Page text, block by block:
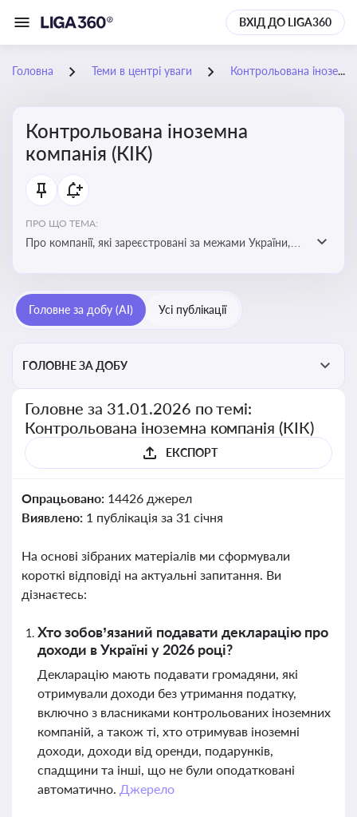
ВХІД ДО LIGA360
Головна Теми в центрі уваги Контрольована іноземна компанія (КІК)
Контрольована іноземна
компанія (КІК)
ПРО ЩО ТЕМА:
Про компанії, які зареєстровані за межами України,
органами України щодо своїх доходів і витрат
Головне за добу (AI) Усі публікації
ГОЛОВНЕ ЗА ДОБУ
Головне за 31.01.2026 по темі:
Контрольована іноземна компанія (КІК)
ЕКСПОРТ
Опрацьовано: 14426 джерел
Виявлено: 1 публікація за 31 січня
На основі зібраних матеріалів ми сформували
короткі відповіді на актуальні запитання. Ви
дізнаєтесь:
Хто зобов’язаний подавати декларацію про
доходи в Україні у 2026 році?
Декларацію мають подавати громадяни, які
отримували доходи без утримання податку,
включно з власниками контрольованих іноземних
компаній, а також ті, хто отримував іноземні
доходи, доходи від оренди, подарунків,
спадщини та інші, що не були оподатковані
автоматично. Джерело